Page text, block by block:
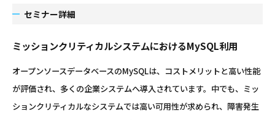
セミナー詳細
ミッションクリティカルシステムにおけるMySQL利用
オープンソースデータベースのMySQLは、コストメリットと高い性能
が評価され、多くの企業システムへ導入されています。中でも、ミッ
ションクリティカルなシステムでは高い可用性が求められ、障害発生